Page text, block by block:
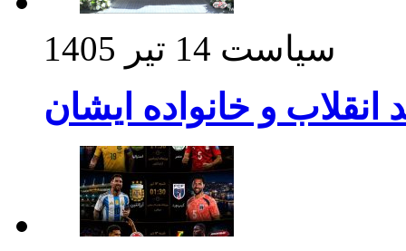
سیاست 14 تیر 1405
انقلاب و خانواده ایشان